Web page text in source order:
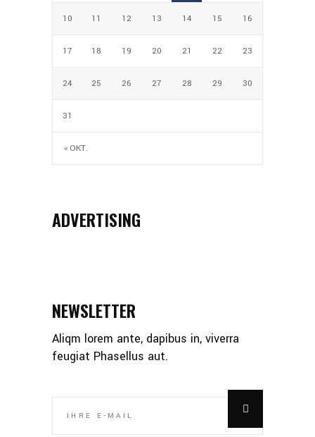
« OKT.
10 11 12 13 14 15 16
17 18 19 20 21 22 23
24 25 26 27 28 29 30
31
ADVERTISING
NEWSLETTER
Aliqm lorem ante, dapibus in, viverra
feugiat Phasellus aut.